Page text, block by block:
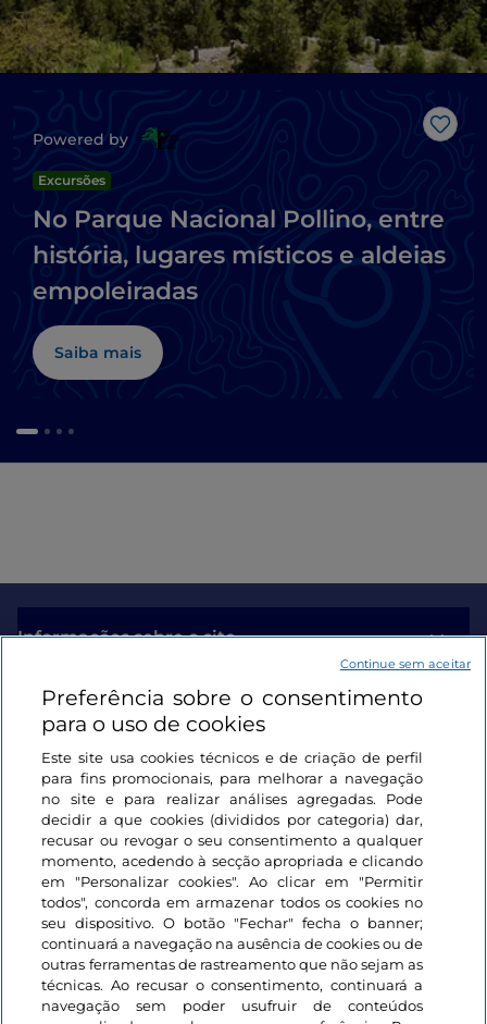
Powered by
Excursões
No Parque Nacional Pollino, entre
história, lugares místicos e aldeias
empoleiradas
Saiba mais
Informações sobre o site
Ligações úteis
Iniciar sessão
Mantenha-se em contacto
Preferência sobre o consentimento
para o uso de cookies
Este site usa cookies técnicos e de criação de perfil
para fins promocionais, para melhorar a navegação
no site e para realizar análises agregadas. Pode
decidir a que cookies (divididos por categoria) dar,
recusar ou revogar o seu consentimento a qualquer
momento, acedendo à secção apropriada e clicando
em "Personalizar cookies". Ao clicar em "Permitir
todos", concorda em armazenar todos os cookies no
seu dispositivo. O botão "Fechar" fecha o banner;
continuará a navegação na ausência de cookies ou de
outras ferramentas de rastreamento que não sejam as
técnicas. Ao recusar o consentimento, continuará a
navegação sem poder usufruir de conteúdos
Continue sem aceitar